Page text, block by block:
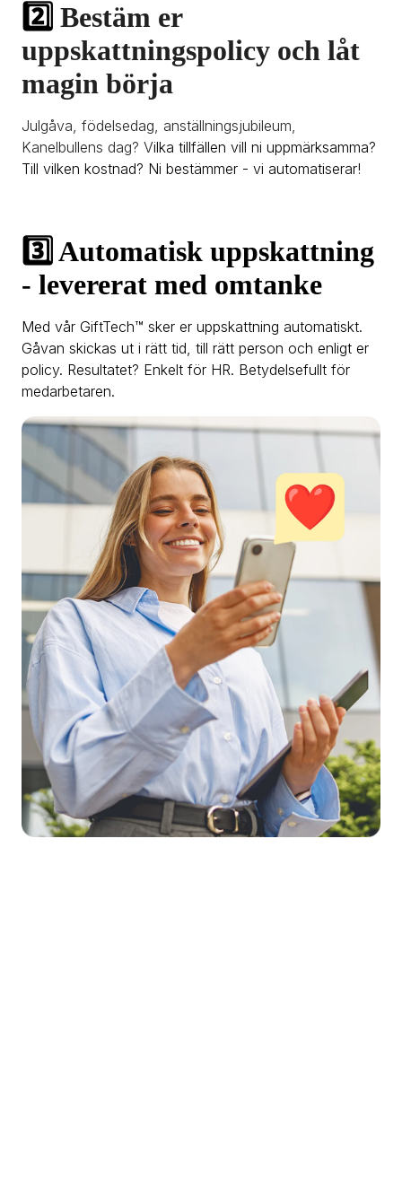
2️⃣ Bestäm er
uppskattningspolicy och låt
magin börja
Julgåva, födelsedag, anställningsjubileum,
Kanelbullens dag? Vilka tillfällen vill ni uppmärksamma?
Till vilken kostnad? Ni bestämmer - vi automatiserar!
3️⃣ Automatisk uppskattning
- levererat med omtanke
Med vår GiftTech™ sker er uppskattning automatiskt.
Gåvan skickas ut i rätt tid, till rätt person och enligt er
policy. Resultatet? Enkelt för HR. Betydelsefullt för
medarbetaren.